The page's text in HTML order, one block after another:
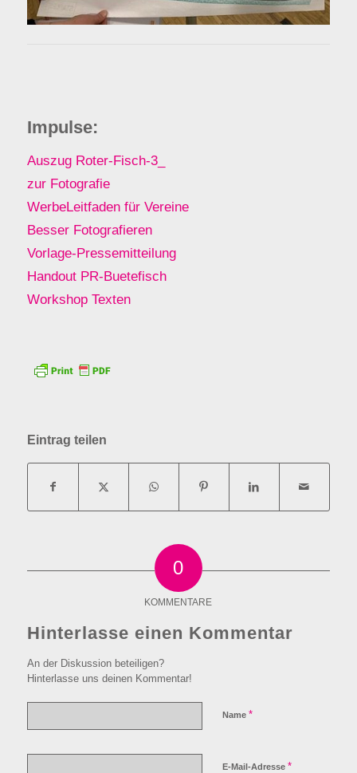
Impulse:
Auszug Roter-Fisch-3_
zur Fotografie
WerbeLeitfaden für Vereine
Besser Fotografieren
Vorlage-Pressemitteilung
Handout PR-Buetefisch
Workshop Texten
Eintrag teilen
0
KOMMENTARE
Hinterlasse einen Kommentar
An der Diskussion beteiligen?
Hinterlasse uns deinen Kommentar!
Name *
E-Mail-Adresse *